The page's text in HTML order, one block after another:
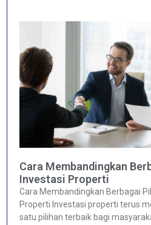
Cara Membandingkan
Investasi Properti
Cara Membandingkan Berbagai
Properti Investasi properti terus
satu pilihan terbaik bagi